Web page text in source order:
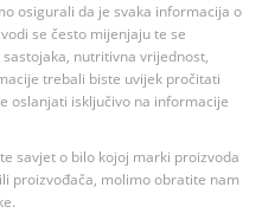
osigurali da je svaka informacija o
se često mijenjaju te se
nutritivna vrijednost,
trebali biste uvijek pročitati
oslanjati isključivo na informacije
savjet o bilo kojoj marki proizvoda
proizvođača, molimo obratite nam